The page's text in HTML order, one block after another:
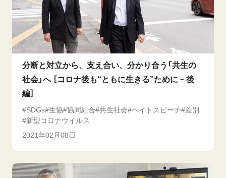
分断と対立から、支え合い、分かり合う「共生の
社会」へ ［コロナ後も“ともに生きる”ために－後
編］
SDGs 生協 協同組合 共生社会 ヘイトスピーチ
差別
新型コロナウイルス
2021年02月08日